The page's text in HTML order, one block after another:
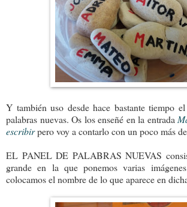
Y también uso desde hace bastante tiempo
palabras nuevas. Os los enseñé en la entrada
escribirpero voy a contarlo con un poco más
EL PANEL DE PALABRAS NUEVAS
grande en la que ponemos varias
colocamos el nombre de lo que aparece en